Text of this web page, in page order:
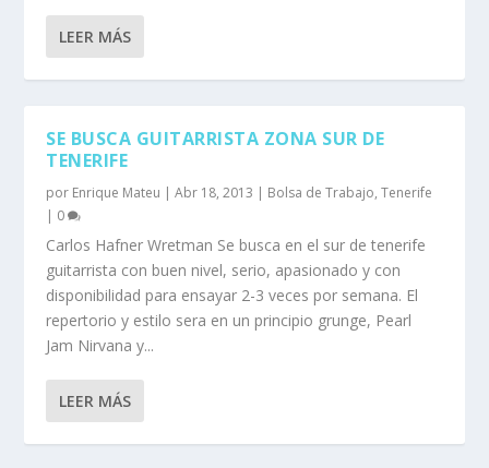
LEER MÁS
SE BUSCA GUITARRISTA ZONA SUR DE
TENERIFE
por Enrique Mateu |Abr 18, 2013 | Bolsa de Trabajo,Tenerife
| 0
Carlos Hafner Wretman Se busca en el sur de tenerife
guitarrista con buen nivel, serio, apasionado y con
disponibilidad para ensayar 2-3 veces por semana. El
repertorio y estilo sera en un principio grunge, Pearl
Jam Nirvana y...
LEER MÁS